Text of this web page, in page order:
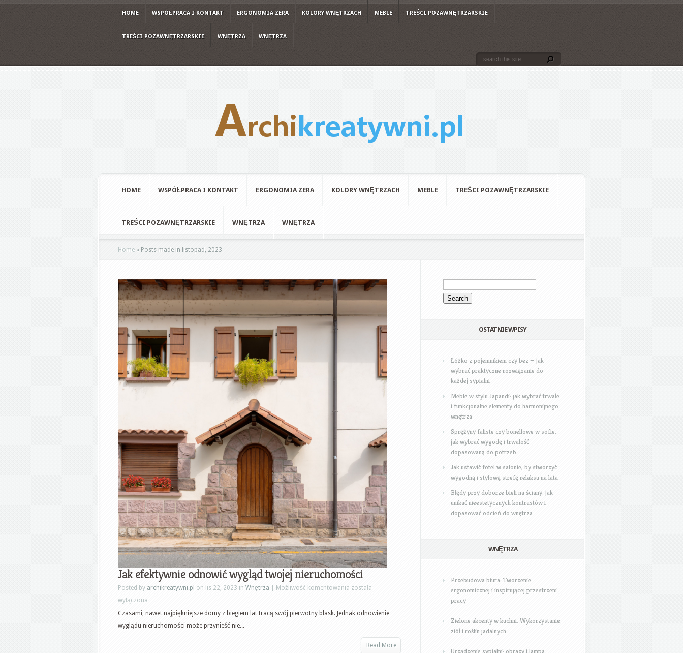
HOME WSPÓŁPRACA I KONTAKT ERGONOMIA ZERA KOLORY WNĘTRZACH MEBLE TREŚCI POZAWNĘTRZARSKIE
TREŚCI POZAWNĘTRZARSKIE WNĘTRZA WNĘTRZA
HOME WSPÓŁPRACA I KONTAKT ERGONOMIA ZERA KOLORY WNĘTRZACH MEBLE TREŚCI POZAWNĘTRZARSKIE
TREŚCI POZAWNĘTRZARSKIE WNĘTRZA WNĘTRZA
Home » Posts made in listopad, 2023
Jak efektywnie odnowić wygląd twojej nieruchomości
Posted by archikreatywni.pl on lis 22, 2023 in Wnętrza Możliwość komentowania Jak
odnowić
twojej
nieruchomości
została
wyłączona
Czasami, nawet najpiękniejsze domy z biegiem lat tracą swój pierwotny blask. Jednak odnowienie
wyglądu nieruchomości może przynieść nie...
Read More
OSTATNIE WPISY
Łóżko z pojemnikiem czy bez — jak
wybrać praktyczne rozwiązanie do
każdej sypialni
Meble w stylu Japandi: jak wybrać trwałe
i funkcjonalne elementy do harmonijnego
wnętrza
Sprężyny faliste czy bonellowe w sofie:
jak wybrać wygodę i trwałość
dopasowaną do potrzeb
Jak ustawić fotel w salonie, by stworzyć
wygodną i stylową strefę relaksu na lata
Błędy przy doborze bieli na ściany: jak
unikać nieestetycznych kontrastów i
dopasować odcień do wnętrza
WNĘTRZA
Przebudowa biura: Tworzenie
ergonomicznej i inspirującej przestrzeni
pracy
Zielone akcenty w kuchni: Wykorzystanie
ziół i roślin jadalnych